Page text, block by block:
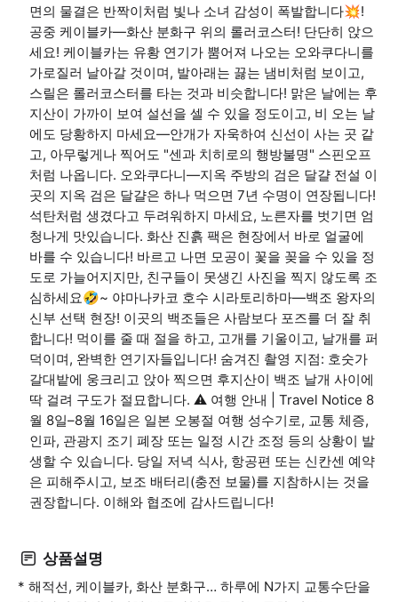
면의 물결은 반짝이처럼 빛나 소녀 감성이 폭발합니다💥!
공중 케이블카—화산 분화구 위의 롤러코스터! 단단히 앉으
세요! 케이블카는 유황 연기가 뿜어져 나오는 오와쿠다니를
가로질러 날아갈 것이며, 발아래는 끓는 냄비처럼 보이고,
스릴은 롤러코스터를 타는 것과 비슷합니다! 맑은 날에는 후
지산이 가까이 보여 설선을 셀 수 있을 정도이고, 비 오는 날
에도 당황하지 마세요—안개가 자욱하여 신선이 사는 곳 같
고, 아무렇게나 찍어도 "센과 치히로의 행방불명" 스핀오프
처럼 나옵니다. 오와쿠다니—지옥 주방의 검은 달걀 전설 이
곳의 지옥 검은 달걀은 하나 먹으면 7년 수명이 연장됩니다!
석탄처럼 생겼다고 두려워하지 마세요, 노른자를 벗기면 엄
청나게 맛있습니다. 화산 진흙 팩은 현장에서 바로 얼굴에
바를 수 있습니다! 바르고 나면 모공이 꽃을 꽂을 수 있을 정
도로 가늘어지지만, 친구들이 못생긴 사진을 찍지 않도록 조
심하세요🤣~ 야마나카코 호수 시라토리하마—백조 왕자의
신부 선택 현장! 이곳의 백조들은 사람보다 포즈를 더 잘 취
합니다! 먹이를 줄 때 절을 하고, 고개를 기울이고, 날개를 퍼
덕이며, 완벽한 연기자들입니다! 숨겨진 촬영 지점: 호숫가
갈대밭에 웅크리고 앉아 찍으면 후지산이 백조 날개 사이에
딱 걸려 구도가 절묘합니다. ⚠️ 여행 안내 | Travel Notice 8
월 8일–8월 16일은 일본 오봉절 여행 성수기로, 교통 체증,
인파, 관광지 조기 폐장 또는 일정 시간 조정 등의 상황이 발
생할 수 있습니다. 당일 저녁 식사, 항공편 또는 신칸센 예약
은 피해주시고, 보조 배터리(충전 보물)를 지참하시는 것을
권장합니다. 이해와 협조에 감사드립니다!
상품설명
* 해적선, 케이블카, 화산 분화구… 하루에 N가지 교통수단을